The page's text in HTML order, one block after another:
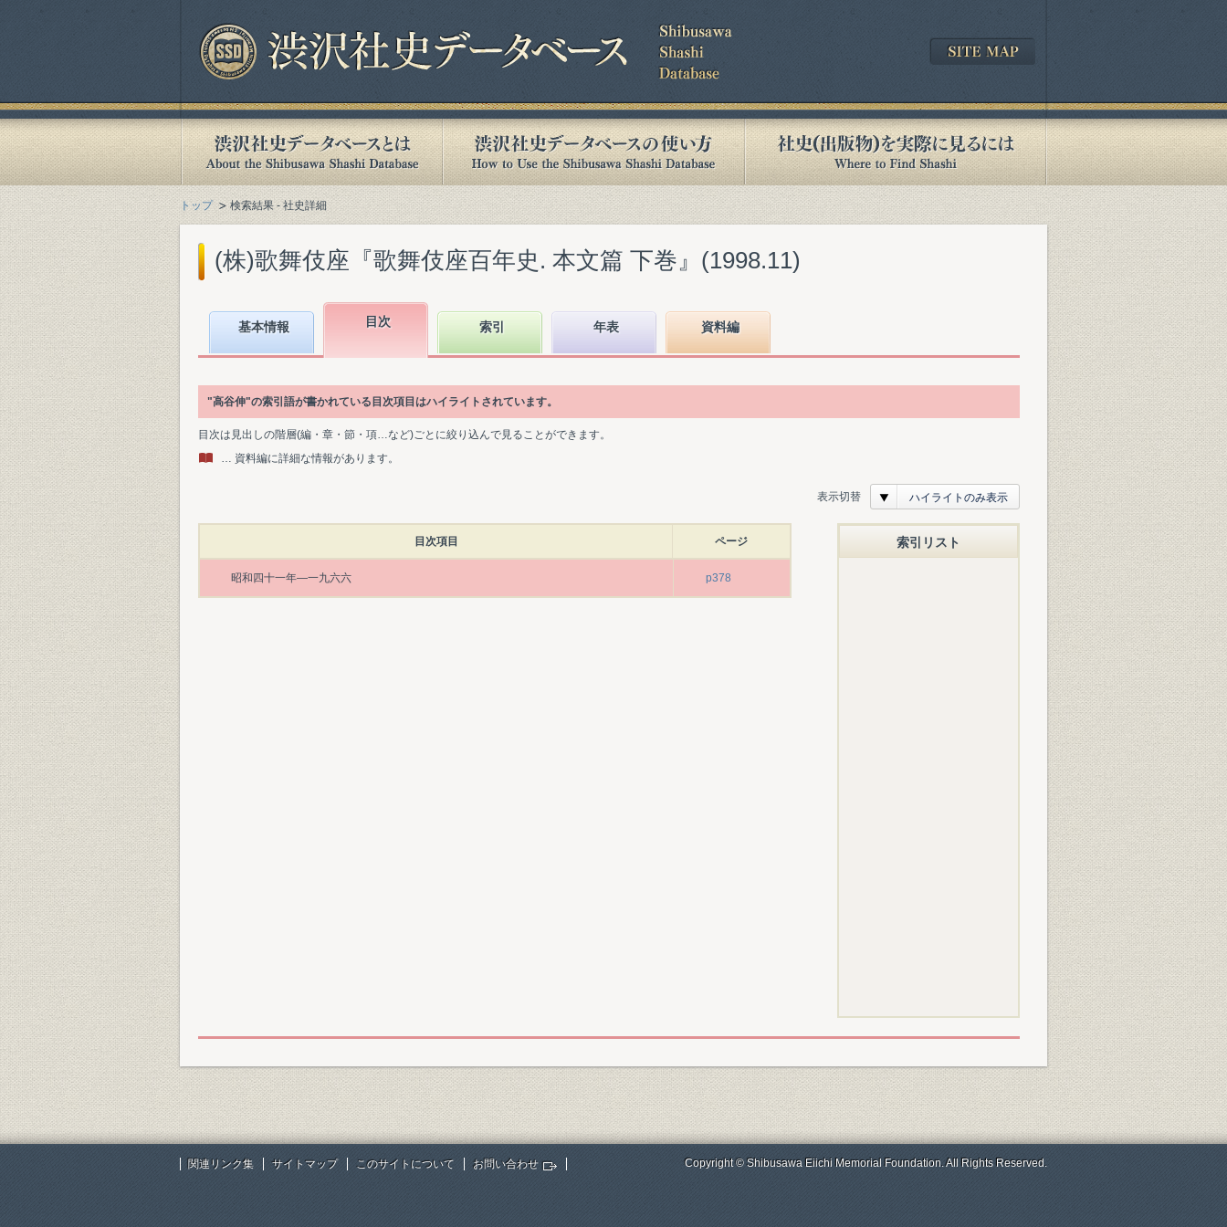
トップ 検索結果 - 社史詳細
(株)歌舞伎座『歌舞伎座百年史. 本文篇 下巻』(1998.11)
基本情報 目次 索引 年表 資料編
"高谷伸"の索引語が書かれている目次項目はハイライトされています。
目次は見出しの階層(編・章・節・項…など)ごとに絞り込んで見ることができます。
… 資料編に詳細な情報があります。
表示切替 ハイライトのみ表示
目次項目 ページ
昭和四十一年―一九六六 p378
索引リスト
関連リンク集 サイトマップ このサイトについて お問い合わせ Copyright © Shibusawa Eiichi Memorial Foundation. All Rights Reserved.